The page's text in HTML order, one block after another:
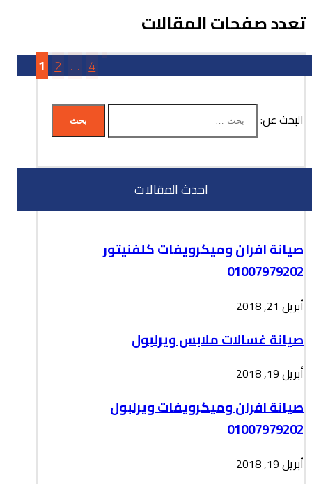
تعدد صفحات المقالات
1 2 … 4
البحث عن:
احدث المقالات
صيانة افران وميكرويفات كلفنيتور
01007979202
أبريل 21, 2018
صيانة غسالات ملابس ويرلبول
أبريل 19, 2018
صيانة افران وميكرويفات ويرلبول
01007979202
أبريل 19, 2018